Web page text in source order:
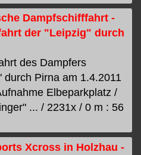
Dampfschifffahrt -
der "Leipzig" durch
des Dampfers
durch Pirna am 1.4.2011
Elbeparkplatz /
... / 2231x / 0 m : 56
Xcross in Holzhau -